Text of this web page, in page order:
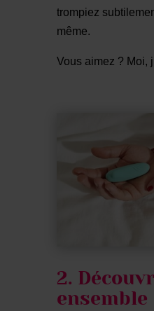
trompiez
même.
Vous aimez ? Moi,
2.
ensemble